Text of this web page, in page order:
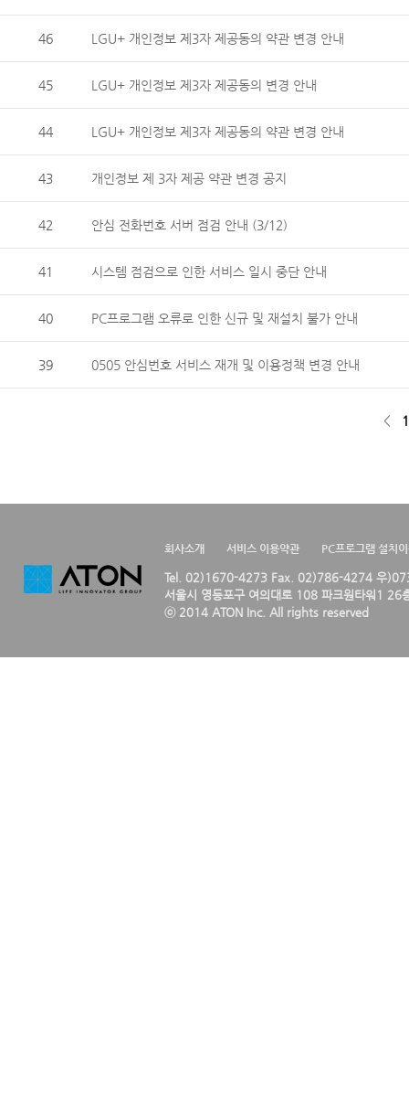
46 LGU+ 개인정보 제3자 제공동의 약관 변경 안내
45 LGU+ 개인정보 제3자 제공동의 변경 안내
44 LGU+ 개인정보 제3자 제공동의 약관 변경 안내
43 개인정보 제 3자 제공 약관 변경 공지
42 안심 전화번호 서버 점검 안내 (3/12)
41 시스템 점검으로 인한 서비스 일시 중단 안내
40 PC프로그램 오류로 인한 신규 및 재설치 불가 안내
39 0505 안심번호 서비스 재개 및 이용정책 변경 안내
< 1
회사소개 서비스 이용약관 PC프로그램 설치
Tel. 02)1670-4273 Fax. 02)786-4274 우
서울시 영등포구 여의대로 108 파크원타워1 26
ⓒ 2014 ATON Inc. All rights reserved